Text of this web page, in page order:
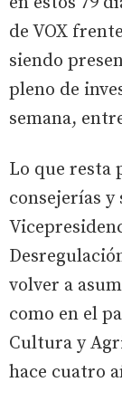
de VOX
siendo
pleno de
semana,
Lo que resta
consejerías y
volver a
como en el
Cultura y
hace cuatro